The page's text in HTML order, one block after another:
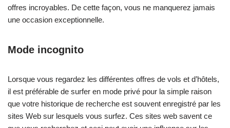
offres incroyables. De cette façon, vous ne manquerez jamais
une occasion exceptionnelle.
Mode incognito
Lorsque vous regardez les différentes offres de vols et d’hôtels,
il est préférable de surfer en mode privé pour la simple raison
que votre historique de recherche est souvent enregistré par les
sites Web sur lesquels vous surfez. Ces sites web savent ce